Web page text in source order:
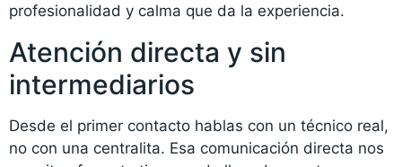
profesionalidad y calma que da la experiencia.
Atención directa y sin
intermediarios
Desde el primer contacto hablas con un técnico real,
no con una centralita. Esa comunicación directa nos